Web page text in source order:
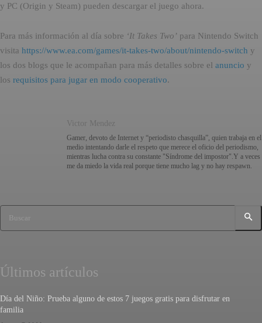
y PC (Origin y Steam) pueden descargar el juego ahora.
Para más información al día sobre ‘It Takes Two’ para Nintendo Switch
visita https://www.ea.com/games/it-takes-two/about/nintendo-switch y
los dos blogs que le acompañan para más detalles sobre el anuncio y
los requisitos para jugar en modo cooperativo.
Victor Mendez
Gamer, devoto de Internet y “periodisto chasquilla”, quien trabaja en el
medio intentando darle el respeto que merece el oficio del periodismo,
mientras lucha contra su constante "Síndrome del impostor".Y a veces
me da miedo la vida real porque tiene mucho lag y no hay respawn.
Buscar
Últimos artículos
Día del Niño: Prueba alguno de estos 7 juegos gratis para disfrutar en
familia